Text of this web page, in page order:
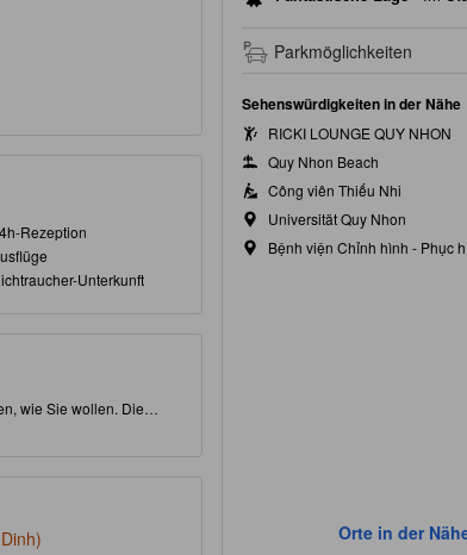
Rezeption
Unterkunft
wie Sie wollen. Die
Besuchen Sie auf
Parkmöglichkeiten
Sehenswürdigkeiten in der Nähe
RICKI LOUNGE QUY NHON
Quy Nhon Beach
Công viên Thiếu Nhi
Universität Quy Nhon
Orte in der